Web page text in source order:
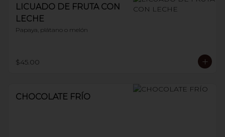
LICUADO DE FRUTA CON
LECHE
Papaya, plátano o melón
$45.00
CHOCOLATE FRÍO